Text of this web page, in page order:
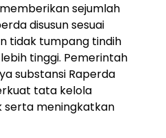
sejumlah
disusun sesuai
tidak tumpang tindih
tinggi. Pemerintah
substansi Raperda
tata kelola
serta meningkatkan